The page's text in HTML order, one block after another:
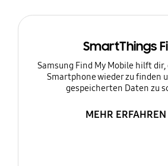
SmartThings
Samsung Find My Mobile hilft
Smartphone wieder zu finden
gespeicherten Daten zu
MEHR ERFAHREN